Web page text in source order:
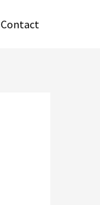
Contact